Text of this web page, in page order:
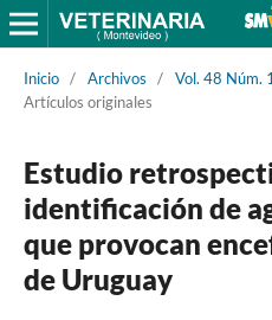
Inicio / Archivos / Vol. 48 Núm.
Artículos originales
Estudio
identificación de
que provocan
de Uruguay